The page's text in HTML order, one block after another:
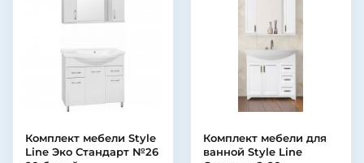
Комплект мебели Style
Line Эко Стандарт №26
Комплект мебели для
ванной Style Line